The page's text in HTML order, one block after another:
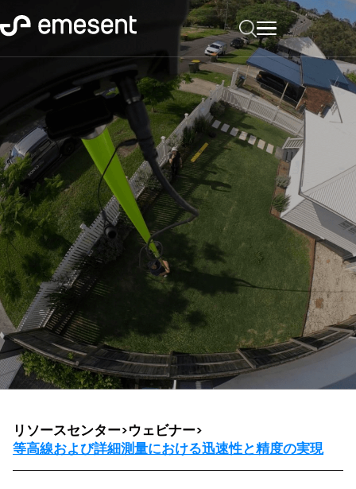
リソースセンター>ウェビナー>
等高線および詳細測量における迅速性と精度の実現